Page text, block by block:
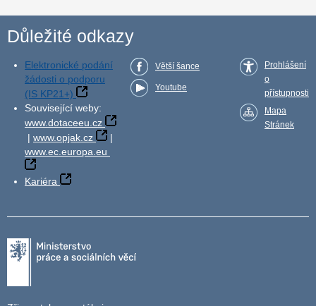
Důležité odkazy
Elektronické podání
žádosti o podporu
(IS KP21+)
Související weby:
www.dotaceeu.cz
| www.opjak.cz
|
www.ec.europa.eu
Kariéra
Větší šance
Youtube
Prohlášení
o
přístupnosti
Mapa
Stránek